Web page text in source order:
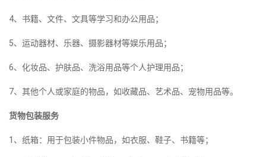
4、书籍、文件、文具等学习和办公用品；
5、运动器材、乐器、摄影器材等娱乐用品；
6、化妆品、护肤品、洗浴用品等个人护理用品；
7、其他个人或家庭的物品，如收藏品、艺术品、宠物用品等。
货物包装服务
1、纸箱：用于包装小件物品，如衣服、鞋子、书籍等；